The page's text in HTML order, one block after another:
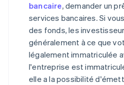
bancaire, demander un
services bancaires. Si
des fonds, les
généralement à ce que
légalement immatriculée
l'entreprise est
elle a la possibilité